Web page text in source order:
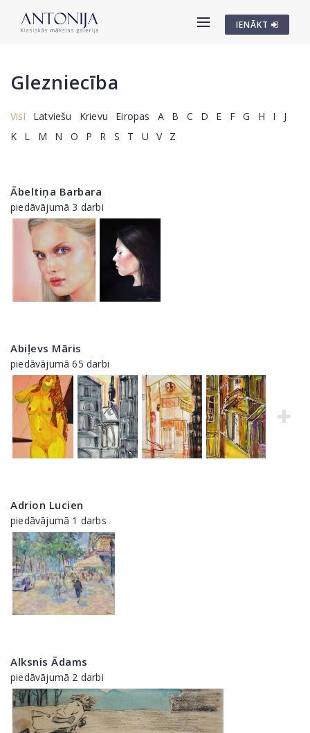
IENĀKT
Glezniecība
Visi Latviešu Krievu Eiropas A B C D E F G H I
J
K
L M N O P R S T U V Z
Ābeltiņa Barbara
piedāvājumā 3 darbi
Abiļevs Māris
piedāvājumā 65 darbi
Adrion Lucien
piedāvājumā 1 darbs
Alksnis Ādams
piedāvājumā 2 darbi